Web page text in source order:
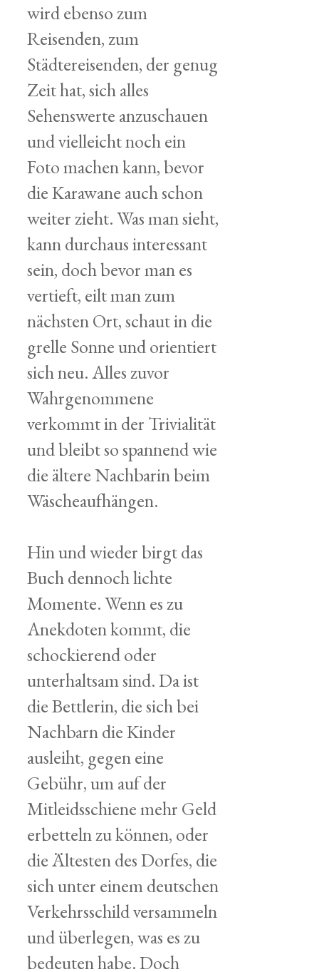
wird ebenso zum
Reisenden, zum
Städtereisenden, der genug
Zeit hat, sich alles
Sehenswerte anzuschauen
und vielleicht noch ein
Foto machen kann, bevor
die Karawane auch schon
weiter zieht. Was man sieht,
kann durchaus interessant
sein, doch bevor man es
vertieft, eilt man zum
nächsten Ort, schaut in die
grelle Sonne und orientiert
sich neu. Alles zuvor
Wahrgenommene
verkommt in der Trivialität
und bleibt so spannend wie
die ältere Nachbarin beim
Wäscheaufhängen.
Hin und wieder birgt das
Buch dennoch lichte
Momente. Wenn es zu
Anekdoten kommt, die
schockierend oder
unterhaltsam sind. Da ist
die Bettlerin, die sich bei
Nachbarn die Kinder
ausleiht, gegen eine
Gebühr, um auf der
Mitleidsschiene mehr Geld
erbetteln zu können, oder
die Ältesten des Dorfes, die
sich unter einem deutschen
Verkehrsschild versammeln
und überlegen, was es zu
bedeuten habe. Doch